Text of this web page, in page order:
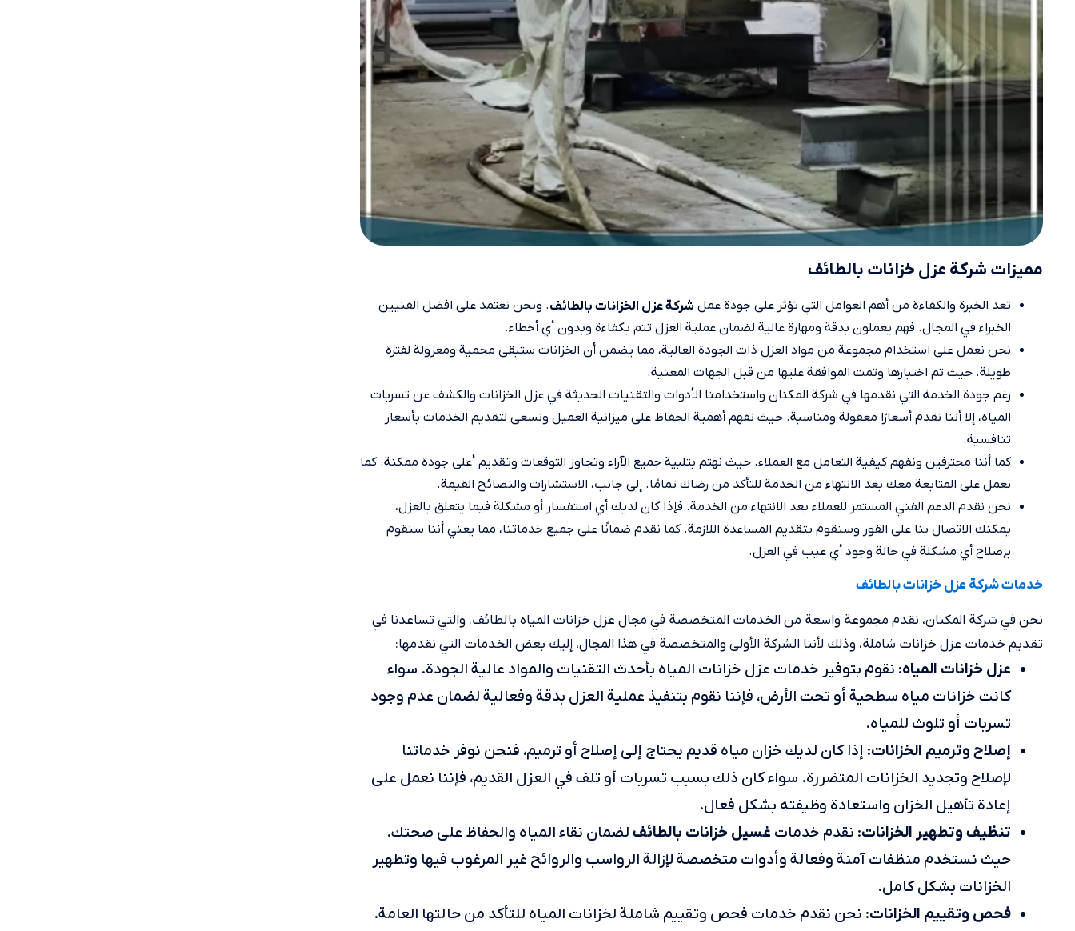
مميزات شركة عزل خزانات بالطائف
تعد الخبرة والكفاءة من أهم العوامل التي تؤثر على جودة عمل شركة عزل الخزانات بالطائف. ونحن نعتمد على افضل الفنيين
الخبراء في المجال. فهم يعملون بدقة ومهارة عالية لضمان عملية العزل تتم بكفاءة وبدون أي أخطاء.
نحن نعمل على استخدام مجموعة من مواد العزل ذات الجودة العالية، مما يضمن أن الخزانات ستبقى محمية ومعزولة لفترة
طويلة. حيث تم اختبارها وتمت الموافقة عليها من قبل الجهات المعنية.
رغم جودة الخدمة التي نقدمها في شركة المكنان واستخدامنا الأدوات والتقنيات الحديثة في عزل الخزانات والكشف عن تسربات
المياه، إلا أننا نقدم أسعارًا معقولة ومناسبة. حيث نفهم أهمية الحفاظ على ميزانية العميل ونسعى لتقديم الخدمات بأسعار
تنافسية.
كما أننا محترفين ونفهم كيفية التعامل مع العملاء. حيث نهتم بتلبية جميع الآراء وتجاوز التوقعات وتقديم أعلى جودة ممكنة. كما
نعمل على المتابعة معك بعد الانتهاء من الخدمة للتأكد من رضاك تمامًا. إلى جانب، الاستشارات والنصائح القيمة.
نحن نقدم الدعم الفني المستمر للعملاء بعد الانتهاء من الخدمة. فإذا كان لديك أي استفسار أو مشكلة فيما يتعلق بالعزل،
يمكنك الاتصال بنا على الفور وسنقوم بتقديم المساعدة اللازمة. كما نقدم ضمانًا على جميع خدماتنا، مما يعني أننا سنقوم
بإصلاح أي مشكلة في حالة وجود أي عيب في العزل.
خدمات شركة عزل خزانات بالطائف
نحن في شركة المكنان، نقدم مجموعة واسعة من الخدمات المتخصصة في مجال عزل خزانات المياه بالطائف. والتي تساعدنا في
تقديم خدمات عزل خزانات شاملة، وذلك لأننا الشركة الأولى والمتخصصة في هذا المجال، إليك بعض الخدمات التي نقدمها:
عزل خزانات المياه: نقوم بتوفير خدمات عزل خزانات المياه بأحدث التقنيات والمواد عالية الجودة. سواء
كانت خزانات مياه سطحية أو تحت الأرض، فإننا نقوم بتنفيذ عملية العزل بدقة وفعالية لضمان عدم وجود
تسربات أو تلوث للمياه.
إصلاح وترميم الخزانات: إذا كان لديك خزان مياه قديم يحتاج إلى إصلاح أو ترميم، فنحن نوفر خدماتنا
لإصلاح وتجديد الخزانات المتضررة. سواء كان ذلك بسبب تسربات أو تلف في العزل القديم، فإننا نعمل على
إعادة تأهيل الخزان واستعادة وظيفته بشكل فعال.
تنظيف وتطهير الخزانات: نقدم خدمات غسيل خزانات بالطائف لضمان نقاء المياه والحفاظ على صحتك.
حيث نستخدم منظفات آمنة وفعالة وأدوات متخصصة لإزالة الرواسب والروائح غير المرغوب فيها وتطهير
الخزانات بشكل كامل.
فحص وتقييم الخزانات: نحن نقدم خدمات فحص وتقييم شاملة لخزانات المياه للتأكد من حالتها العامة.